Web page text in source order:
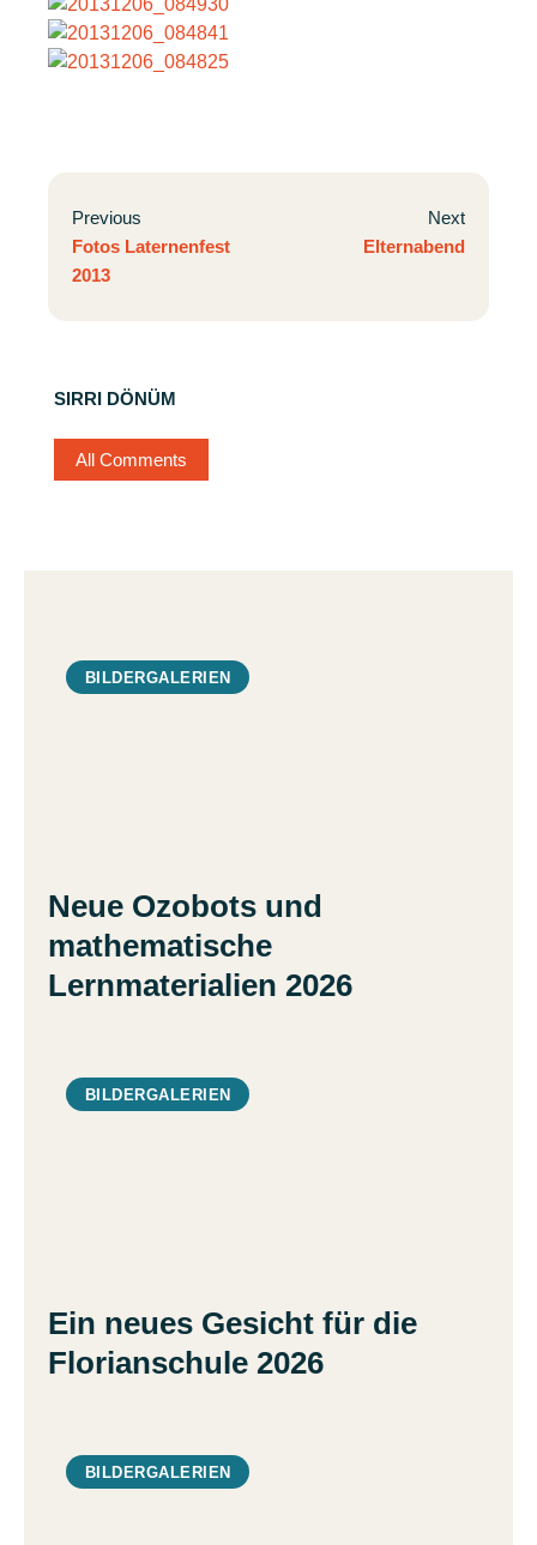
Previous
Fotos Laternenfest
2013
Next
Elternabend
SIRRI DÖNÜM
All Comments
BILDERGALERIEN
Neue Ozobots und
mathematische
Lernmaterialien 2026
BILDERGALERIEN
Ein neues Gesicht für die
Florianschule 2026
BILDERGALERIEN